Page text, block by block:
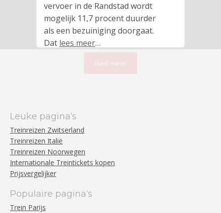
vervoer in de Randstad wordt
mogelijk 11,7 procent duurder
als een bezuiniging doorgaat.
Dat lees meer…
Leuke pagina‘s
Treinreizen Zwitserland
Treinreizen Italië
Treinreizen Noorwegen
Internationale Treintickets kopen
Prijsvergelijker
Populaire pagina‘s
Trein Parijs